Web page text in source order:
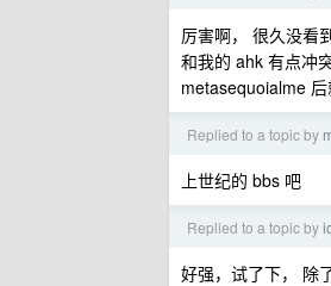
厉害啊， 很久没看
和我的 ahk 有点冲
metasequoialme 后
Replied to a topic by
上世纪的 bbs 吧
Replied to a topic by
好强，试了下， 除